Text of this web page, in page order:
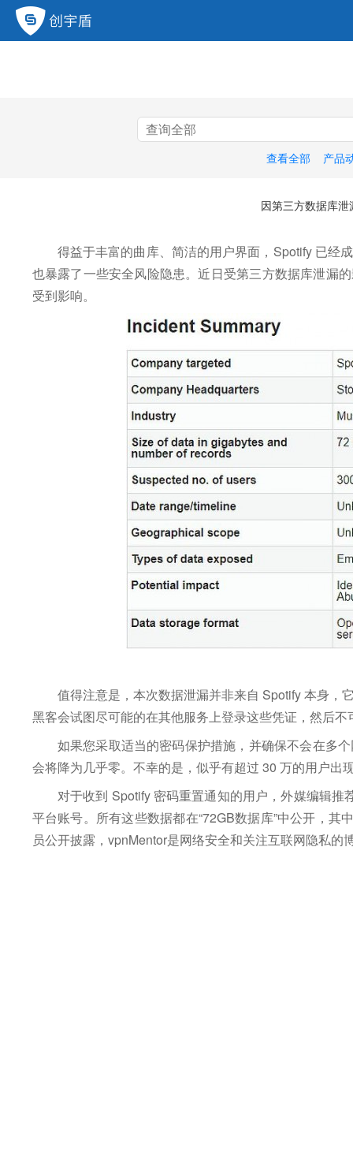
查看全部 产品
因第三方数据库
得益于丰富的曲库、简洁的用户界面，Spotify 已经
也暴露了一些安全风险隐患。近日受第三方数据库泄漏
受到影响。
值得注意是，本次数据泄漏并非来自 Spotify 本身，
黑客会试图尽可能的在其他服务上登录这些凭证，然后
如果您采取适当的密码保护措施，并确保不会在多
会将降为几乎零。不幸的是，似乎有超过 30 万的用户出
对于收到 Spotify 密码重置通知的用户，外媒编辑
平台账号。所有这些数据都在“72GB数据库”中公开，其
员公开披露，vpnMentor是网络安全和关注互联网隐私的